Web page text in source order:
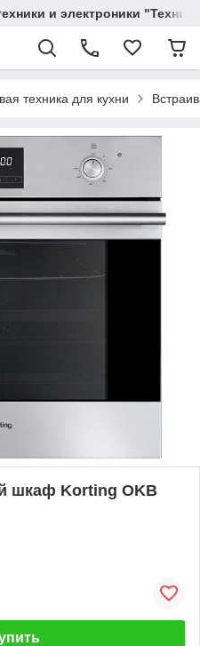
и электроники
техника для кухни
шкаф Korting OKB